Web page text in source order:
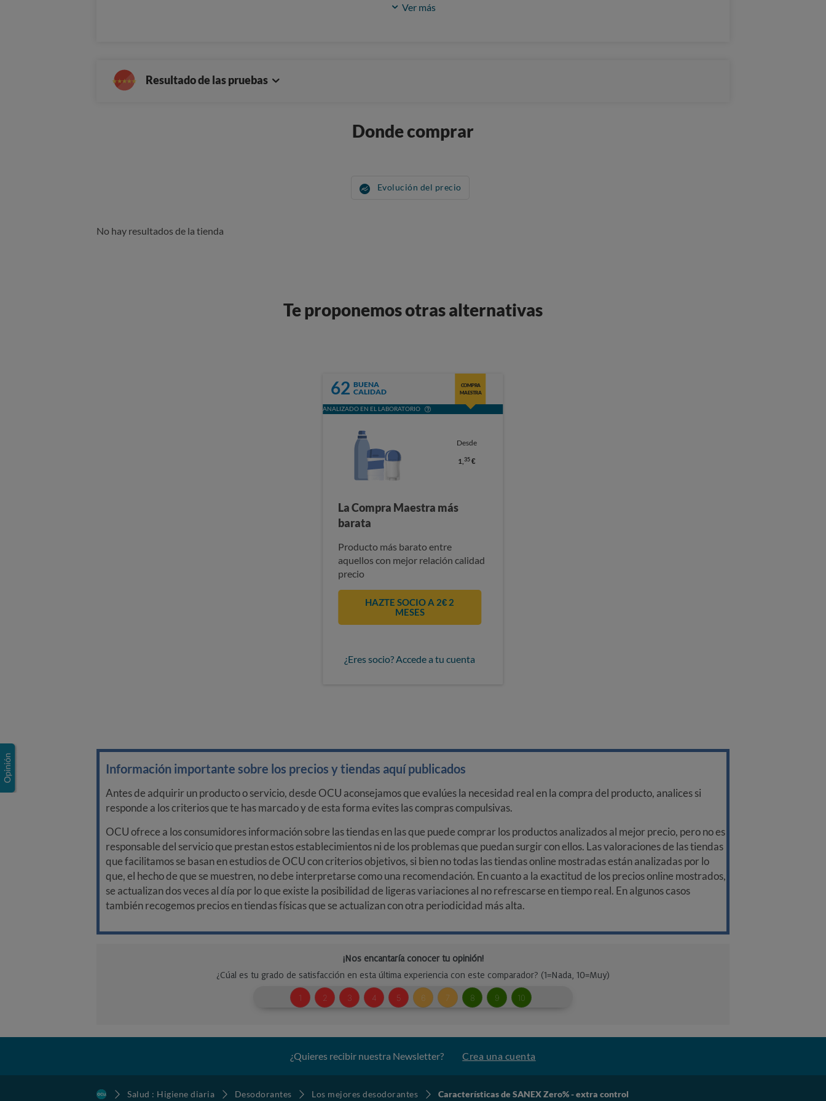
Ver más
Resultado de las pruebas
Donde comprar
Evolución del precio
No hay resultados de la tienda
Te proponemos otras alternativas
62 BUENA
CALIDAD
COMPRA
MAESTRA
ANALIZADO EN EL LABORATORIO
Desde
1,35 €
La Compra Maestra más
barata
Producto más barato entre
aquellos con mejor relación calidad
precio
HAZTE SOCIO A 2€ 2
MESES
¿Eres socio? Accede a tu cuenta
Información importante sobre los precios y tiendas aquí publicados
Antes de adquirir un producto o servicio, desde OCU aconsejamos que evalúes la necesidad real en la compra del producto, analices si
responde a los criterios que te has marcado y de esta forma evites las compras compulsivas.
OCU ofrece a los consumidores información sobre las tiendas en las que puede comprar los productos analizados al mejor precio, pero no es
responsable del servicio que prestan estos establecimientos ni de los problemas que puedan surgir con ellos. Las valoraciones de las tiendas
que facilitamos se basan en estudios de OCU con criterios objetivos, si bien no todas las tiendas online mostradas están analizadas por lo
que, el hecho de que se muestren, no debe interpretarse como una recomendación. En cuanto a la exactitud de los precios online mostrados,
se actualizan dos veces al día por lo que existe la posibilidad de ligeras variaciones al no refrescarse en tiempo real. En algunos casos
también recogemos precios en tiendas físicas que se actualizan con otra periodicidad más alta.
¿Quieres recibir nuestra Newsletter? Crea una cuenta
Salud : Higiene diaria Desodorantes Los mejores desodorantes Características de SANEX Zero% - extra control